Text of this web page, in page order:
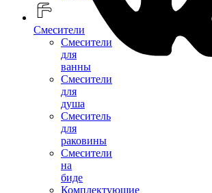
Смесители
Смесители
для
ванны
Смесители
для
душа
Смеситель
для
раковины
Смесители
на
биде
Комплектующие